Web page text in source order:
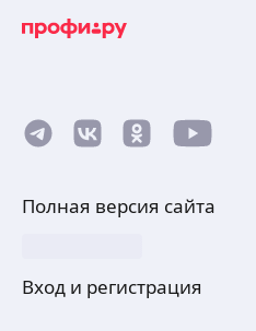
Полная версия сайта
Вход и регистрация